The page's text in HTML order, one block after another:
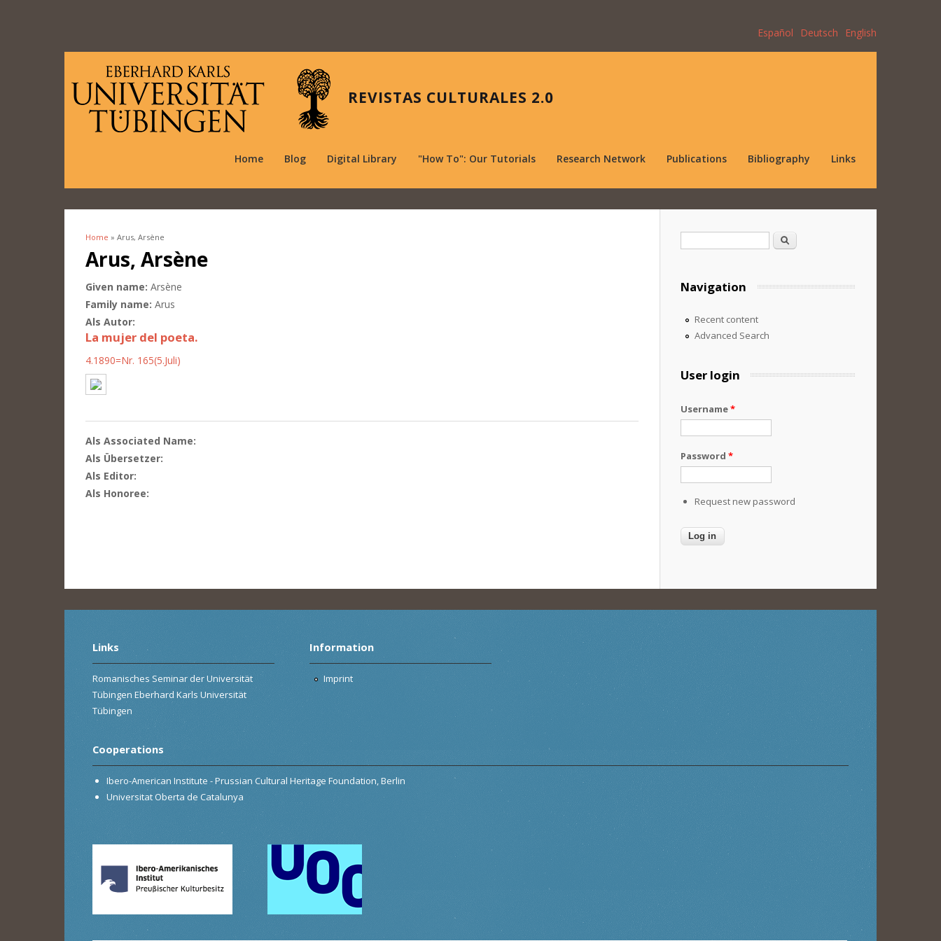
Español Deutsch English
REVISTAS CULTURALES 2.0
Home Blog Digital Library "How To": Our Tutorials Research Network Publications Bibliography Links
You are here
Home » Arus, Arsène
Arus, Arsène
Given name: Arsène
Family name: Arus
Als Autor:
La mujer del poeta.
4.1890=Nr. 165(5.Juli)
Als Associated Name:
Als Übersetzer:
Als Editor:
Als Honoree:
Search
Navigation
Recent content
Advanced Search
User login
Username*
Password *
Request new password
Links
Romanisches Seminar der Universität
Tübingen Eberhard Karls Universität
Tübingen
Information
Imprint
Cooperations
Ibero-American Institute - Prussian Cultural Heritage Foundation, Berlin
Universitat Oberta de Catalunya